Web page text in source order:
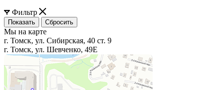
Фильтр
Сбросить
Мы на карте
г. Томск, ул. Сибирская, 40 ст. 9
г. Томск, ул. Шевченко, 49Е